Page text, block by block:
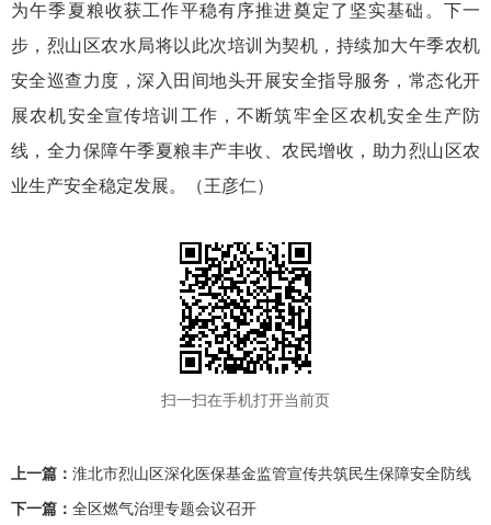
为午季夏粮收获工作平稳有序推进奠定了坚实基础。下一
步，烈山区农水局将以此次培训为契机，持续加大午季农机
安全巡查力度，深入田间地头开展安全指导服务，常态化开
展农机安全宣传培训工作，不断筑牢全区农机安全生产防
线，全力保障午季夏粮丰产丰收、农民增收，助力烈山区农
业生产安全稳定发展。（王彦仁）
扫一扫在手机打开当前页
上一篇： 淮北市烈山区深化医保基金监管宣传共筑民生保障安全防线
下一篇： 全区燃气治理专题会议召开